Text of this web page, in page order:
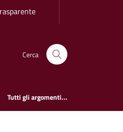
Cerca
Tutti gli argomenti...